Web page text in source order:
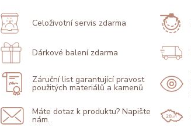
Celoživotní servis zdarma
Dárkové balení zdarma
Záruční list garantující pravost
použitých materiálů a kamenů
Máte dotaz k produktu? Napište
nám.